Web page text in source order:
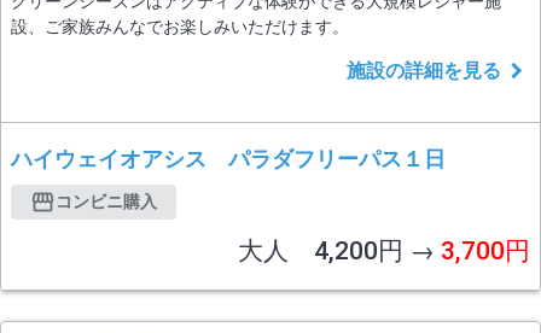
設、ご家族みんなでお楽しみいただけます。
施設の詳細を見る
ハイウェイオアシス パラダフリーパス１日
コンビニ購入
大人 4,200円 → 3,700円